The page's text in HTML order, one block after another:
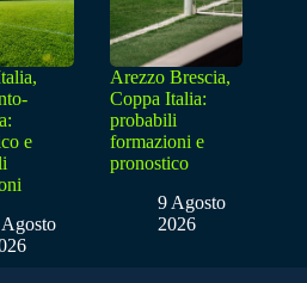
e
Arezzo Brescia,
Coppa Italia:
probabili
formazioni e
pronostico
9 Agosto
2026